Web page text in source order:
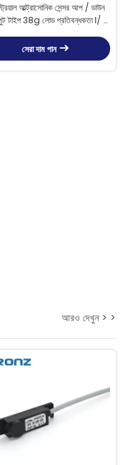
আল্ট্রাসোনিক সেন্সর আপ / ডাউন
টাইপ 38g লোড প্রতিবন্ধকতা I/ <
সেরা দাম পান
আরও দেখুন > >